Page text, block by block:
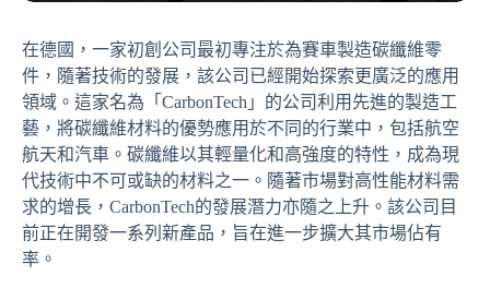
在德國，一家初創公司最初專注於為賽車製造碳纖維零
件，隨著技術的發展，該公司已經開始探索更廣泛的應用
領域。這家名為「CarbonTech」的公司利用先進的製造工
藝，將碳纖維材料的優勢應用於不同的行業中，包括航空
航天和汽車。碳纖維以其輕量化和高強度的特性，成為現
代技術中不可或缺的材料之一。隨著市場對高性能材料需
求的增長，CarbonTech的發展潛力亦隨之上升。該公司目
前正在開發一系列新產品，旨在進一步擴大其市場佔有
率。